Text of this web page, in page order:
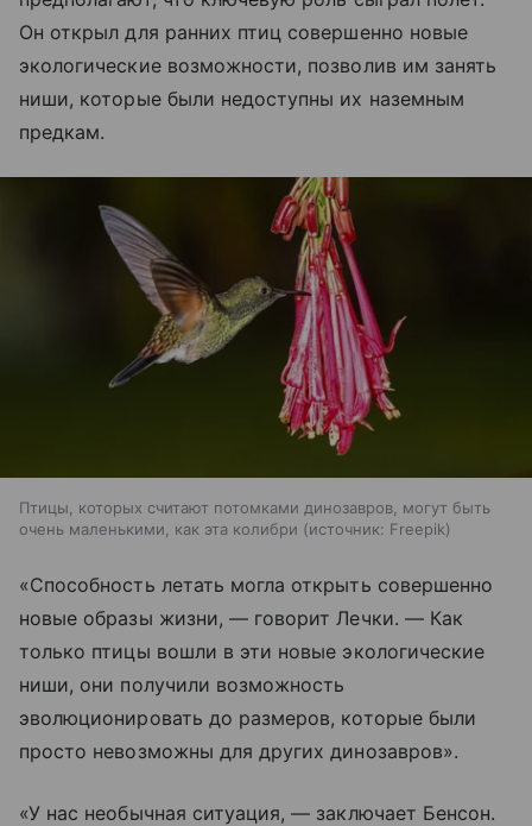
Он открыл для ранних птиц совершенно новые
экологические возможности, позволив им занять
ниши, которые были недоступны их наземным
предкам.
Птицы, которых считают потомками динозавров, могут быть
очень маленькими, как эта колибри
источник: Freepik
«Способность летать могла открыть совершенно
новые образы жизни, — говорит Лечки. — Как
только птицы вошли в эти новые экологические
ниши, они получили возможность
эволюционировать до размеров, которые были
просто невозможны для других динозавров».
«У нас необычная ситуация, — заключает Бенсон.